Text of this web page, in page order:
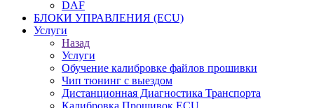
DAF
БЛОКИ УПРАВЛЕНИЯ (ECU)
Услуги
Назад
Услуги
Обучение калибровке файлов прошивки
Чип тюнинг с выездом
Дистанционная Диагностика Транспорта
Калибровка Прошивок ECU